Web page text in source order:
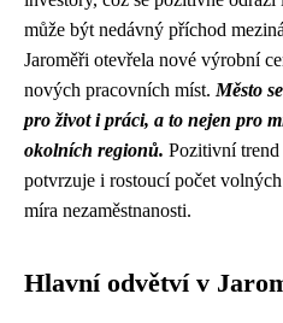
může být nedávný příchod
Jaroměři otevřela nové výrobní
nových pracovních míst. Město
pro život i práci, a to nejen pro
okolních regionů. Pozitivní trend
potvrzuje i rostoucí počet
míra nezaměstnanosti.
Hlavní odvětví v